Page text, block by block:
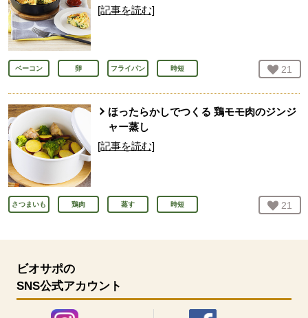
[記事を読む]
ベーコン 卵 フライパン 時短 お気
21
ほったらかしでつくる 鶏モモ肉のジンジ
ャー蒸し
[記事を読む]
さつまいも 鶏肉 蒸す 時短 お気
21
ビオサポの
SNS公式アカウント